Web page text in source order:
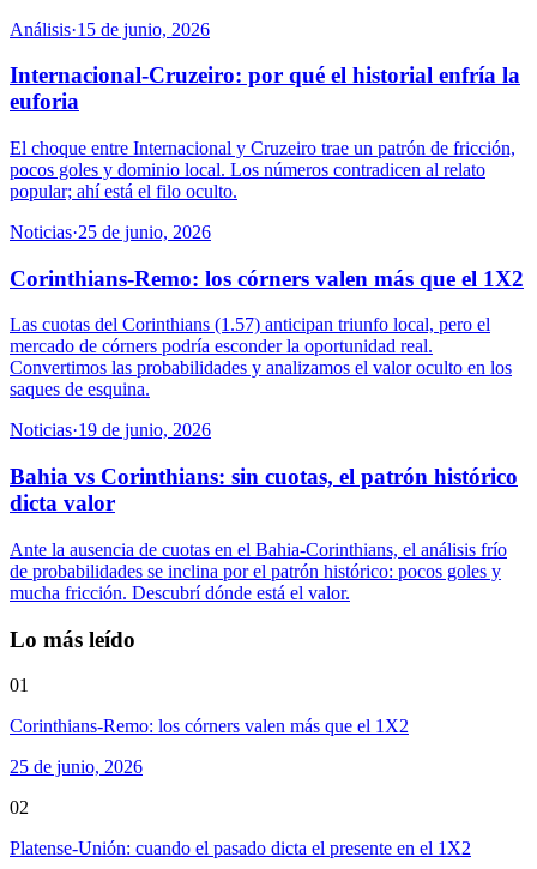
Análisis·15 de junio, 2026
Internacional-Cruzeiro: por qué el historial enfría la
euforia
El choque entre Internacional y Cruzeiro trae un patrón de fricción,
pocos goles y dominio local. Los números contradicen al relato
popular; ahí está el filo oculto.
Noticias·25 de junio, 2026
Corinthians-Remo: los córners valen más que el 1X2
Las cuotas del Corinthians (1.57) anticipan triunfo local, pero el
mercado de córners podría esconder la oportunidad real.
Convertimos las probabilidades y analizamos el valor oculto en los
saques de esquina.
Noticias·19 de junio, 2026
Bahia vs Corinthians: sin cuotas, el patrón histórico
dicta valor
Ante la ausencia de cuotas en el Bahia-Corinthians, el análisis frío
de probabilidades se inclina por el patrón histórico: pocos goles y
mucha fricción. Descubrí dónde está el valor.
Lo más leído
01
Corinthians-Remo: los córners valen más que el 1X2
25 de junio, 2026
02
Platense-Unión: cuando el pasado dicta el presente en el 1X2